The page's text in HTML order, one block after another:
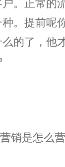
户。正常的
。提前呢
的了，他
销是怎么营